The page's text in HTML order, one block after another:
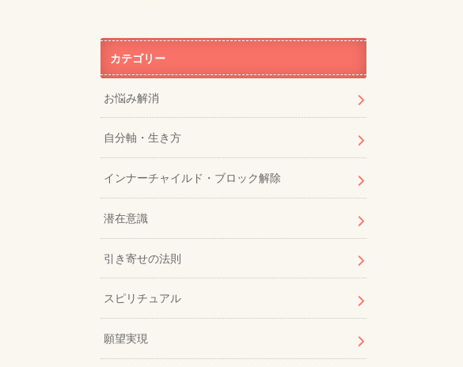
カテゴリー
お悩み解消
自分軸・生き方
インナーチャイルド・ブロック解除
潜在意識
引き寄せの法則
スピリチュアル
願望実現